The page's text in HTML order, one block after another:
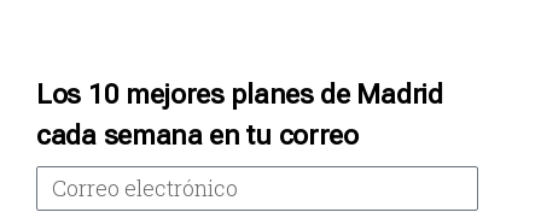
Los 10 mejores planes de Madrid
cada semana en tu correo